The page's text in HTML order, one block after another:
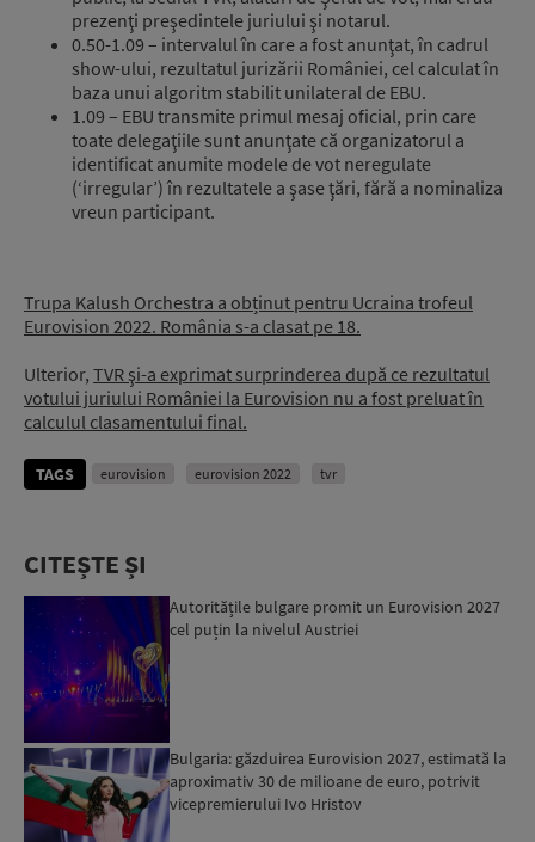
prezenţi preşedintele juriului şi notarul.
0.50-1.09 – intervalul în care a fost anunţat, în cadrul
show-ului, rezultatul jurizării României, cel calculat în
baza unui algoritm stabilit unilateral de EBU.
1.09 – EBU transmite primul mesaj oficial, prin care
toate delegaţiile sunt anunţate că organizatorul a
identificat anumite modele de vot neregulate
(‘irregular’) în rezultatele a şase ţări, fără a nominaliza
vreun participant.
Trupa Kalush Orchestra a obținut pentru Ucraina trofeul
Eurovision 2022. România s-a clasat pe 18.
Ulterior, TVR şi-a exprimat surprinderea după ce rezultatul
votului juriului României la Eurovision nu a fost preluat în
calculul clasamentului final.
TAGS eurovision eurovision 2022 tvr
CITEȘTE ȘI
Autoritățile bulgare promit un Eurovision 2027
cel puțin la nivelul Austriei
Bulgaria: găzduirea Eurovision 2027, estimată la
aproximativ 30 de milioane de euro, potrivit
vicepremierului Ivo Hristov